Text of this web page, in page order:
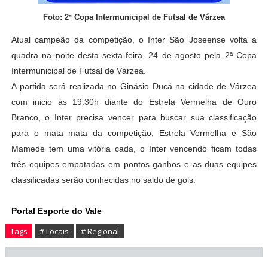
Foto: 2ª Copa Intermunicipal de Futsal de Várzea
Atual campeão da competição, o Inter São Joseense volta a
quadra na noite desta sexta-feira, 24 de agosto pela 2ª Copa
Intermunicipal de Futsal de Várzea.
A partida será realizada no Ginásio Ducá na cidade de Várzea
com inicio ás 19:30h diante do Estrela Vermelha de Ouro
Branco, o Inter precisa vencer para buscar sua classificação
para o mata mata da competição, Estrela Vermelha e São
Mamede tem uma vitória cada, o Inter vencendo ficam todas
três equipes empatadas em pontos ganhos e as duas equipes
classificadas serão conhecidas no saldo de gols.
Portal Esporte do Vale
Tags # Locais # Regional